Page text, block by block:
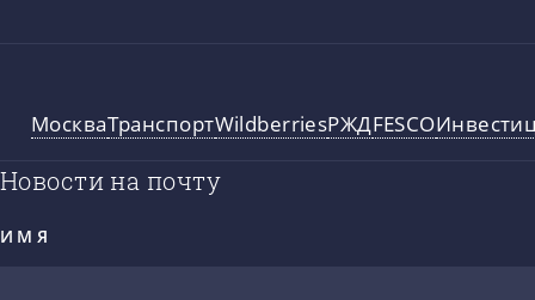
МоскваТранспортWildberriesРЖДFESCO
Новости на почту
ИМЯ